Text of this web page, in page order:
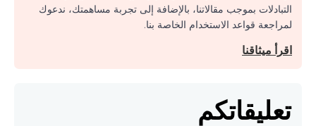
التبادلات بموجب مقالاتنا، بالإضافة إلى تجربة مساهمتك، ندعوك
لمراجعة قواعد الاستخدام الخاصة بنا.
اقرأ ميثاقنا
تعليقاتكم